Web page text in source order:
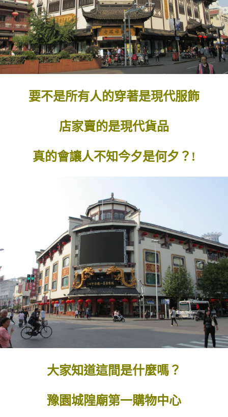
要不是所有人的穿著是現代服飾
店家賣的是現代貨品
真的會讓人不知今夕是何夕？!
大家知道這間是什麼嗎？
豫園城隍廟第一購物中心